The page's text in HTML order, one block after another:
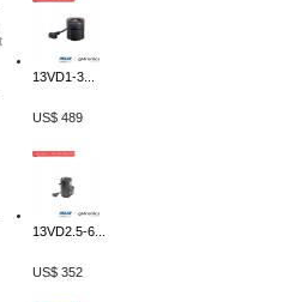
13VD1-3...
US$ 489
13VD2.5-6...
US$ 352